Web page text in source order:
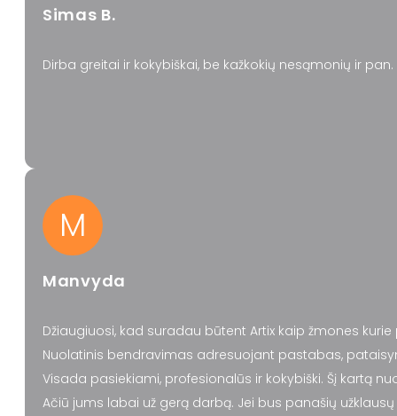
Simas B.
Dirba greitai ir kokybiškai, be kažkokių nesąmonių ir
M
Manvyda
Džiaugiuosi, kad suradau būtent Artix kaip žmones
Nuolatinis bendravimas adresuojant pastabas,
Visada pasiekiami, profesionalūs ir kokybiški. Šį kartą
Ačiū jums labai už gerą darbą. Jei bus panašių